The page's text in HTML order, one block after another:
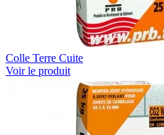
Colle Terre Cuite
Voir le produit